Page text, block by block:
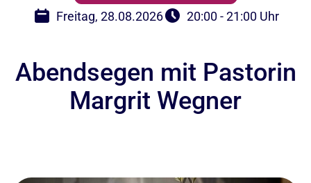
Freitag, 28.08.2026
20:00 - 21:00 Uhr
Abendsegen mit Pastorin
Margrit Wegner